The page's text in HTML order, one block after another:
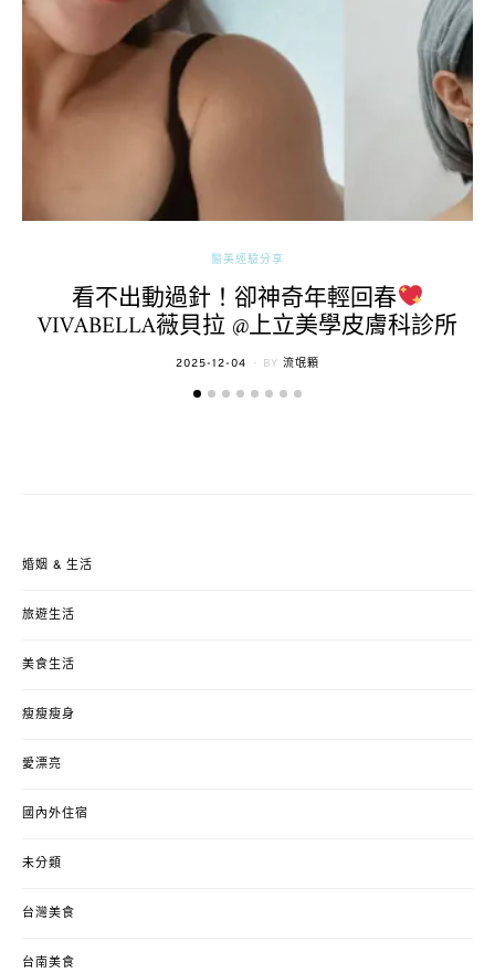
醫美經驗分享
看不出動過針！卻神奇年輕回春
VIVABELLA薇貝拉 @上立美學皮膚科診所
POSTED
2025-12-04 BY 流氓顆
婚姻 & 生活
旅遊生活
美食生活
瘦瘦瘦身
愛漂亮
國內外住宿
未分類
台灣美食
台南美食